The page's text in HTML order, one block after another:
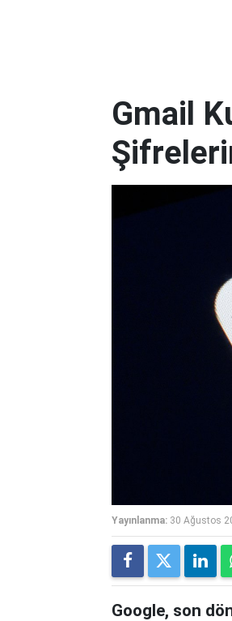
Gmail
Yayınlanma: 30 Ağustos
Google, son